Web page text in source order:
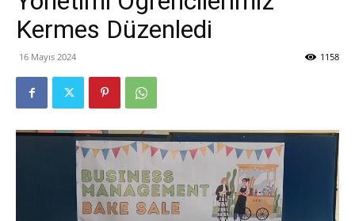
Kermes Düzenledi
16 Mayıs 2024 1158